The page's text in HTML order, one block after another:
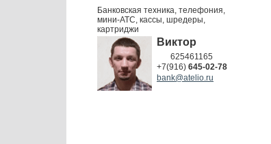
Банковская техника, телефония,
мини-АТС, кассы, шредеры,
картриджи
Виктор
625461165
+7(916) 645-02-78
bank@atelio.ru